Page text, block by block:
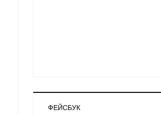
ФЕЙСБУК